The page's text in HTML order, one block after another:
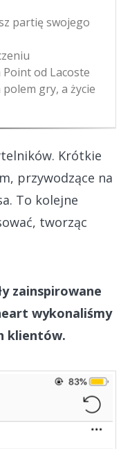
partię swojego
od Lacoste
gry, a życie
Krótkie
przywodzące na
To kolejne
tworząc
zainspirowane
wykonaliśmy
klientów.